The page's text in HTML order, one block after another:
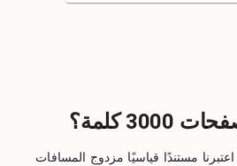
كلمة؟
إذا اعتبرنا مستندًا قياسيًا مزدوج المسافات